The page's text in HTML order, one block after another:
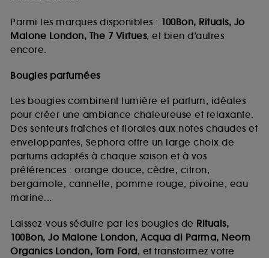
Parmi les marques disponibles : 100Bon, Rituals, Jo
Malone London, The 7 Virtues, et bien d’autres
encore.
Bougies parfumées
Les bougies combinent lumière et parfum, idéales
pour créer une ambiance chaleureuse et relaxante.
Des senteurs fraîches et florales aux notes chaudes et
enveloppantes, Sephora offre un large choix de
parfums adaptés à chaque saison et à vos
préférences : orange douce, cèdre, citron,
bergamote, cannelle, pomme rouge, pivoine, eau
marine...
Laissez-vous séduire par les bougies de Rituals,
100Bon, Jo Malone London, Acqua di Parma, Neom
Organics London, Tom Ford, et transformez votre